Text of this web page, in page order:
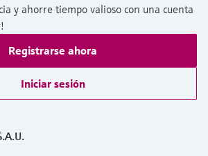
y ahorre tiempo valioso con una cuenta
Registrarse ahora
Iniciar sesión